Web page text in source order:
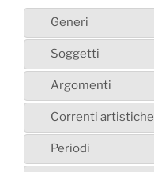
Generi
Soggetti
Argomenti
Correnti artistiche
Periodi